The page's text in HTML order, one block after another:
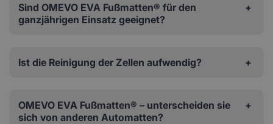
Sind OMEVO EVA Fußmatten® für den
ganzjährigen Einsatz geeignet?
Ist die Reinigung der Zellen aufwendig?
OMEVO EVA Fußmatten® – unterscheiden sie
sich von anderen Automatten?